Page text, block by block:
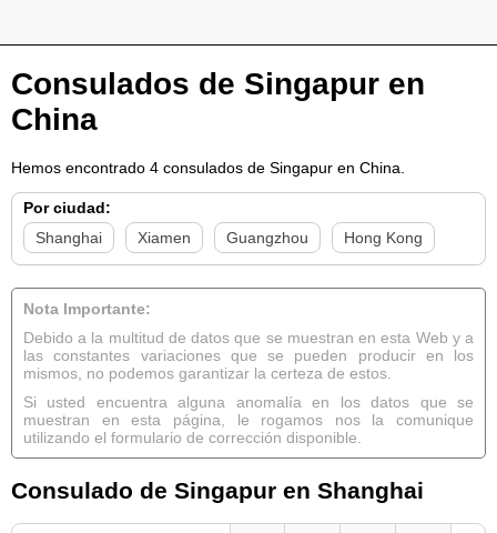
Consulados de Singapur en
China
Hemos encontrado 4 consulados de Singapur en China.
Por ciudad:
Shanghai
Xiamen Guangzhou Hong Kong
Nota Importante:
Debido a la multitud de datos que se muestran en esta Web y a
las constantes variaciones que se pueden producir en los
mismos, no podemos garantizar la certeza de estos.
Si usted encuentra alguna anomalía en los datos que se
muestran en esta página, le rogamos nos la comunique
utilizando el formulario de corrección disponible.
Consulado de Singapur en Shanghai